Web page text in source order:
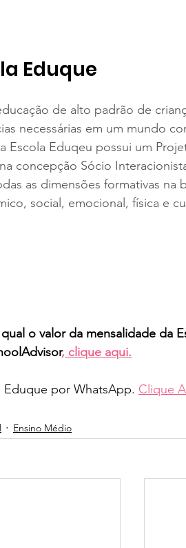
Eduque
de alto padrão de
necessárias em um mundo
Escola Eduqeu possui um
concepção Sócio
as dimensões formativas na
social, emocional, física e
o valor da mensalidade da
, clique aqui.
por WhatsApp. Clique
Ensino Médio